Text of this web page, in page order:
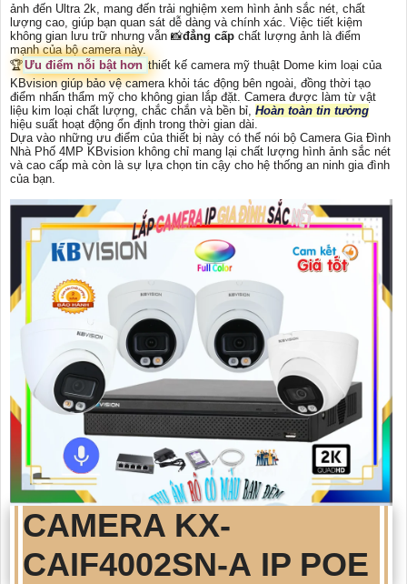
ảnh đến Ultra 2k, mang đến trải nghiệm xem hình ảnh sắc nét, chất
lượng cao, giúp bạn quan sát dễ dàng và chính xác. Việc tiết kiệm
không gian lưu trữ nhưng vẫn 📸đẳng cấp chất lượng ảnh là điểm
mạnh của bộ camera này.
️🏆Ưu điểm nỗi bật hơn thiết kế camera mỹ thuật Dome kim loại của
KBvision giúp bảo vệ camera khỏi tác động bên ngoài, đồng thời tạo
điểm nhấn thẩm mỹ cho không gian lắp đặt. Camera được làm từ vật
liệu kim loại chất lượng, chắc chắn và bền bỉ, Hoàn toàn tin tưởng
hiệu suất hoạt động ổn định trong thời gian dài.
Dựa vào những ưu điểm của thiết bị này có thể nói bộ Camera Gia Đình
Nhà Phố 4MP KBvision không chỉ mang lại chất lượng hình ảnh sắc nét
và cao cấp mà còn là sự lựa chọn tin cậy cho hệ thống an ninh gia đình
của bạn.
CAMERA KX-
CAIF4002SN-A IP POE